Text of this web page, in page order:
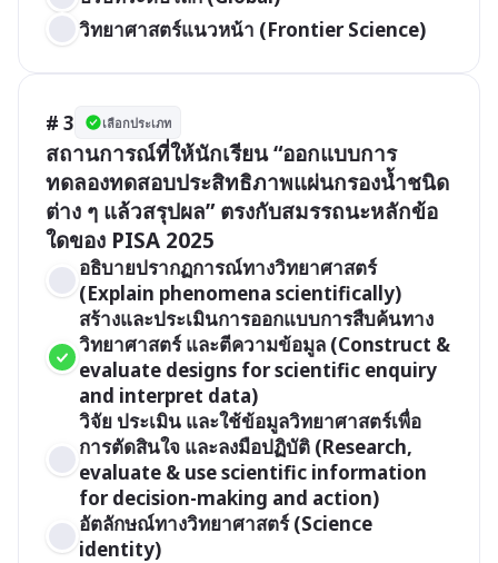
วิทยาศาสตร์แนวหน้า (Frontier Science)
# 3 เลือกประเภท
สถานการณ์ที่ให้นักเรียน “ออกแบบการ
ทดลองทดสอบประสิทธิภาพแผ่นกรองน้ำชนิด
ต่าง ๆ แล้วสรุปผล” ตรงกับสมรรถนะหลักข้อ
ใดของ PISA 2025
อธิบายปรากฏการณ์ทางวิทยาศาสตร์
(Explain phenomena scientifically)
สร้างและประเมินการออกแบบการสืบค้นทาง
วิทยาศาสตร์ และตีความข้อมูล (Construct &
evaluate designs for scientific enquiry
and interpret data)
วิจัย ประเมิน และใช้ข้อมูลวิทยาศาสตร์เพื่อ
การตัดสินใจ และลงมือปฏิบัติ (Research,
evaluate & use scientific information
for decision-making and action)
อัตลักษณ์ทางวิทยาศาสตร์ (Science
identity)